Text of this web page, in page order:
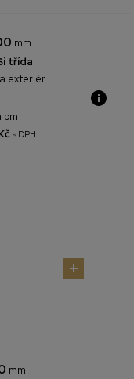
mm
třída
exteriér
bm
s DPH
mm